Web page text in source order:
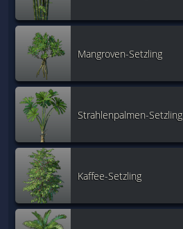
Mangroven-Setzling
Strahlenpalmen-Setzling
Kaffee-Setzling